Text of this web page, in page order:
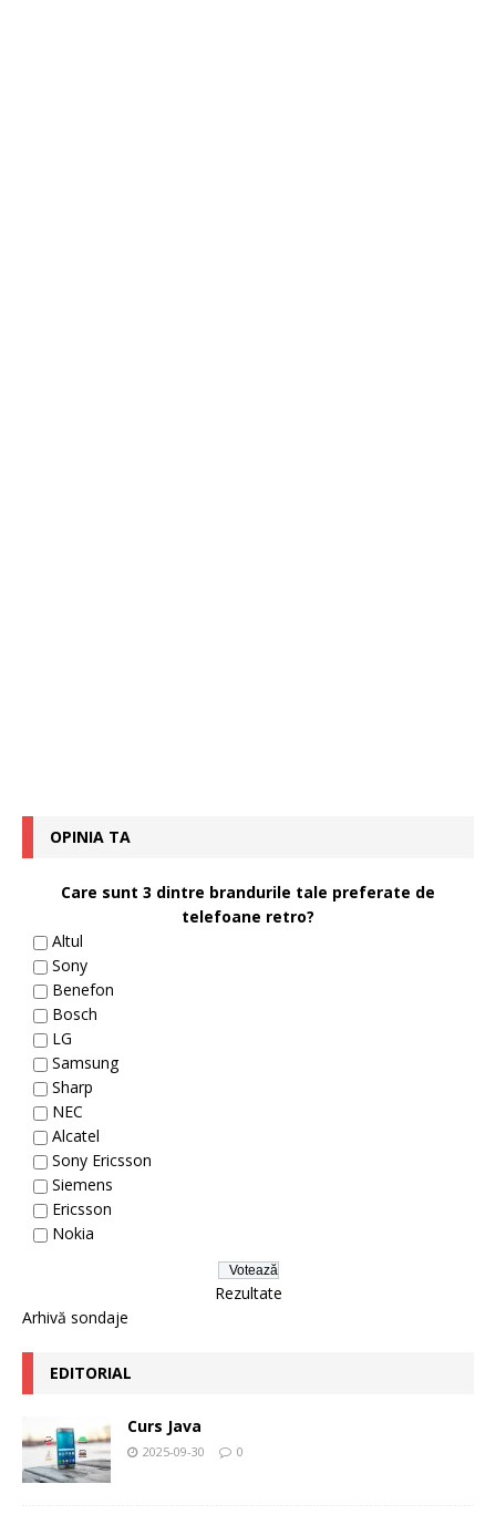
OPINIA TA
Care sunt 3 dintre brandurile tale preferate de
telefoane retro?
Altul
Sony
Benefon
Bosch
LG
Samsung
Sharp
NEC
Alcatel
Sony Ericsson
Siemens
Ericsson
Nokia
Rezultate
Arhivă sondaje
EDITORIAL
Curs Java
2025-09-30 0